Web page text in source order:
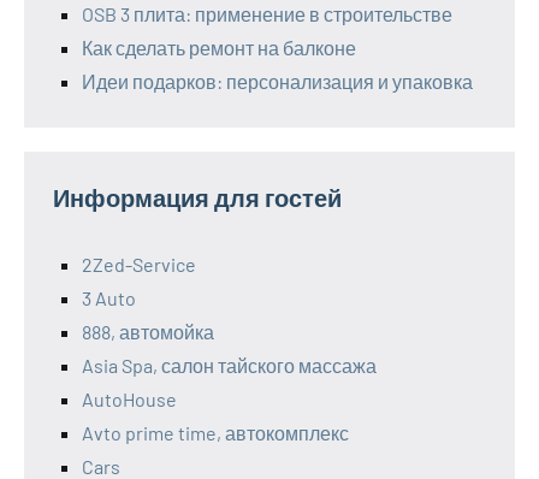
OSB 3 плита: применение в строительстве
Как сделать ремонт на балконе
Идеи подарков: персонализация и упаковка
Информация для гостей
2Zed-Service
3 Auto
888, автомойка
Asia Spa, салон тайского массажа
AutoHouse
Avto prime time, автокомплекс
Cars